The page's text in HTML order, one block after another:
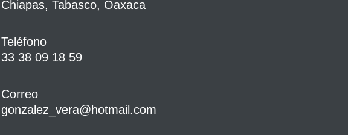
Chiapas, Tabasco, Oaxaca
Teléfono
33 38 09 18 59
Correo
gonzalez_vera@hotmail.com